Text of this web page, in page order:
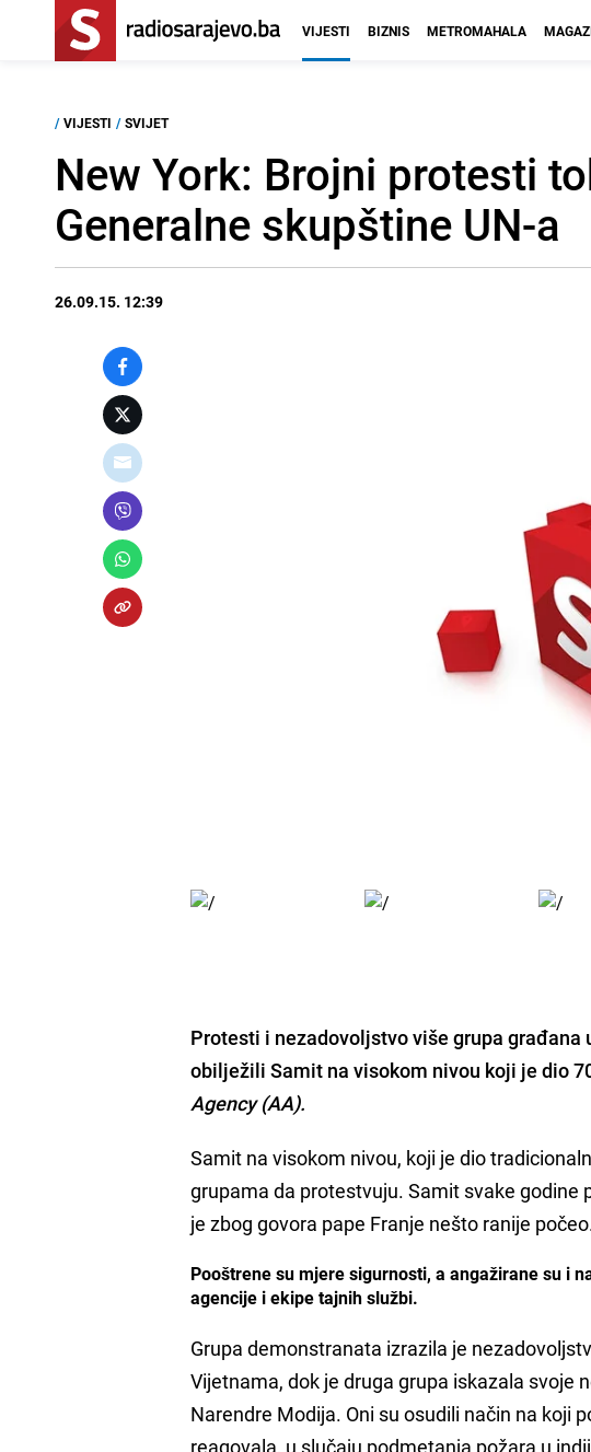
VIJESTI BIZNIS METROMAHALA
/ VIJESTI / SVIJET
New York: Brojni protesti
Generalne skupštine UN-a
26.09.15. 12:39
Protesti i nezadovoljstvo više grupa
obilježili Samit na visokom nivou koji je dio
Agency (AA).
Samit na visokom nivou, koji je dio
grupama da protestvuju. Samit svake godine
je zbog govora pape Franje nešto ranije
Pooštrene su mjere sigurnosti, a angažirane su i
agencije i ekipe tajnih službi.
Grupa demonstranata izrazila je
Vijetnama, dok je druga grupa iskazala svoje
Narendre Modija. Oni su osudili način na koji
reagovala, u slučaju podmetanja požara u